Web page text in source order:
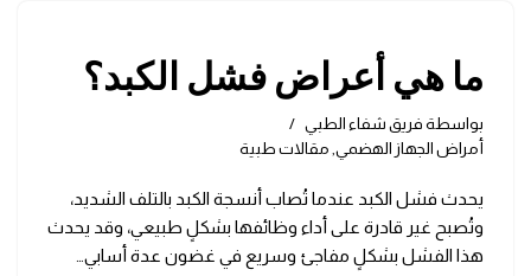
ما هي أعراض فشل الكبد؟
بواسطة فريق شفاء الطبي
أمراض الجهاز الهضمي, مقالات طبية
يحدث فشل الكبد عندما تُصاب أنسجة الكبد بالتلف الشديد،
وتُصبح غير قادرة على أداء وظائفها بشكلٍ طبيعي، وقد يحدث
هذا الفشل بشكلٍ مفاجئ وسريع في غضون عدة أسابي…